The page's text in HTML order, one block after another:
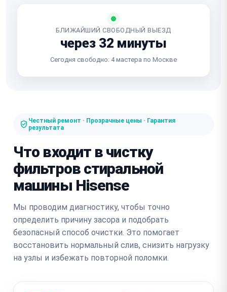
БЛИЖАЙШИЙ СВОБОДНЫЙ ВЫЕЗД
через 32 минуты
Сегодня свободно: 4 мастера по Москве
Честный ремонт · Прозрачные цены · Гарантия
результата
Что входит в чистку
фильтров стиральной
машины Hisense
Мы проводим диагностику, чтобы точно
определить причину засора и подобрать
безопасный способ очистки. Это помогает
восстановить нормальный слив, снизить нагрузку
на узлы и избежать повторной поломки.